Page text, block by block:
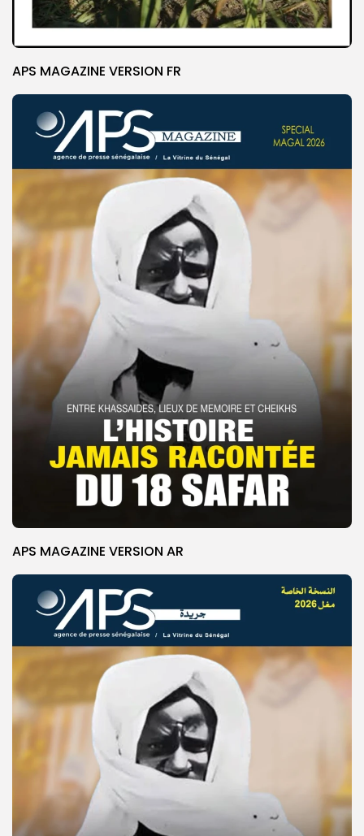
© Copyright 2025, APS
APS MAGAZINE VERSION FR
APS MAGAZINE VERSION AR